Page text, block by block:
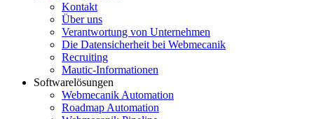
Kontakt
Über uns
Verantwortung von Unternehmen
Die Datensicherheit bei Webmecanik
Recruiting
Mautic-Informationen
Softwarelösungen
Webmecanik Automation
Roadmap Automation